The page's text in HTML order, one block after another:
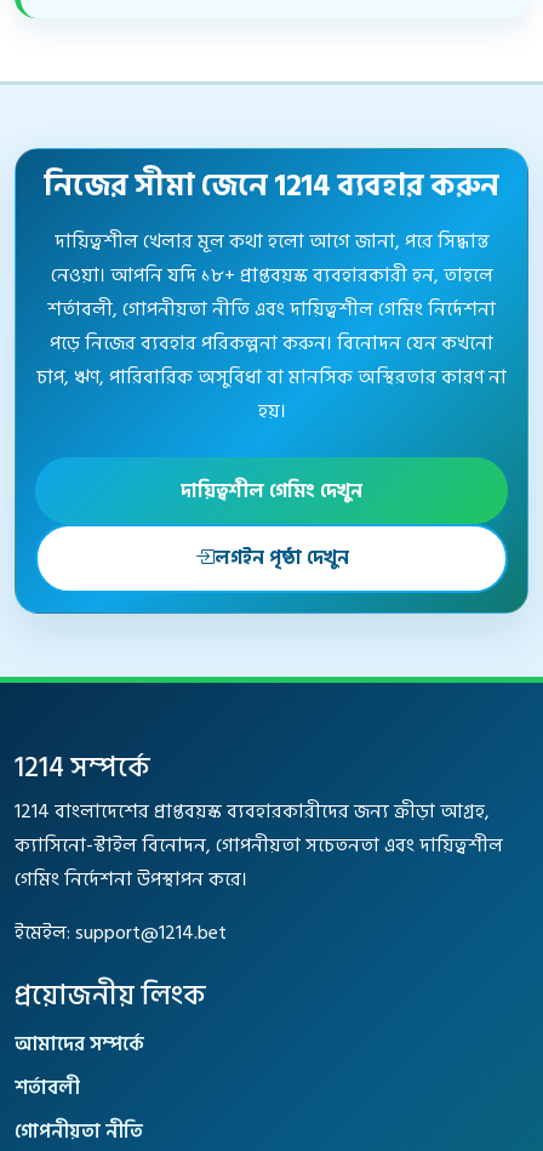
নিজের সীমা জেনে 1214 ব্যবহার করুন
দায়িত্বশীল খেলার মূল কথা হলো আগে জানা, পরে সিদ্ধান্ত
নেওয়া। আপনি যদি ১৮+ প্রাপ্তবয়স্ক ব্যবহারকারী হন, তাহলে
শর্তাবলী, গোপনীয়তা নীতি এবং দায়িত্বশীল গেমিং নির্দেশনা
পড়ে নিজের ব্যবহার পরিকল্পনা করুন। বিনোদন যেন কখনো
চাপ, ঋণ, পারিবারিক অসুবিধা বা মানসিক অস্থিরতার কারণ না
হয়।
দায়িত্বশীল গেমিং দেখুন
লগইন পৃষ্ঠা দেখুন
1214 সম্পর্কে
1214 বাংলাদেশের প্রাপ্তবয়স্ক ব্যবহারকারীদের জন্য ক্রীড়া আগ্রহ,
ক্যাসিনো-স্টাইল বিনোদন, গোপনীয়তা সচেতনতা এবং দায়িত্বশীল
গেমিং নির্দেশনা উপস্থাপন করে।
ইমেইল:support@1214.bet
প্রয়োজনীয় লিংক
আমাদের সম্পর্কে
শর্তাবলী
গোপনীয়তা নীতি